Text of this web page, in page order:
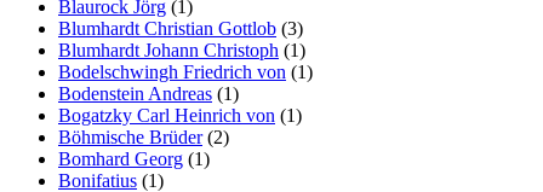
Blaurock Jörg (1)
Blumhardt Christian Gottlob (3)
Blumhardt Johann Christoph (1)
Bodelschwingh Friedrich von (1)
Bodenstein Andreas (1)
Bogatzky Carl Heinrich von (1)
Böhmische Brüder(2)
Bomhard Georg (1)
Bonifatius (1)